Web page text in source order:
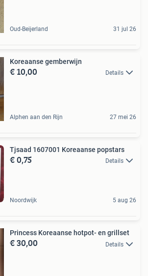
Oud-Beijerland 31 jul 26
Koreaanse gemberwijn
€ 10,00 Details
Alphen aan den Rijn 27 mei 26
Tjsaad 1607001 Koreaanse popstars
€ 0,75 Details
Noordwijk 5 aug 26
Princess Koreaanse hotpot- en grillset
€ 30,00 Details